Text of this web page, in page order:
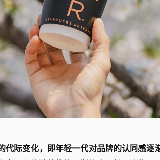
代际变化，即年轻一代对品牌的认同感逐